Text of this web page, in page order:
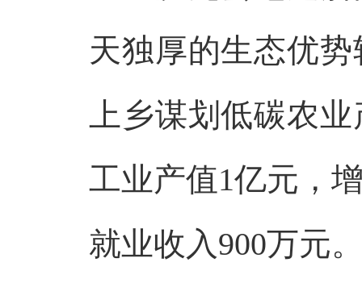
天独厚的生态优
上乡谋划低碳农
工业产值1亿元，
就业收入900万元